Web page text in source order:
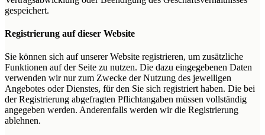
gespeichert.
Registrierung auf dieser Website
Sie können sich auf unserer Website registrieren, um zusätzliche
Funktionen auf der Seite zu nutzen. Die dazu eingegebenen Daten
verwenden wir nur zum Zwecke der Nutzung des jeweiligen
Angebotes oder Dienstes, für den Sie sich registriert haben. Die bei
der Registrierung abgefragten Pflichtangaben müssen vollständig
angegeben werden. Anderenfalls werden wir die Registrierung
ablehnen.